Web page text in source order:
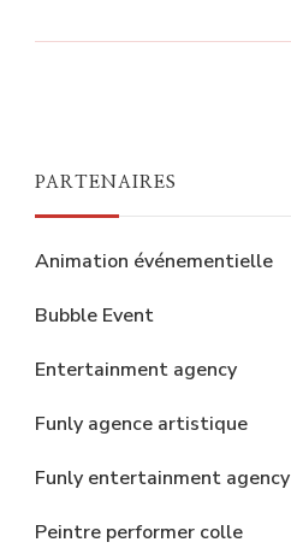
PARTENAIRES
Animation événementielle
Bubble Event
Entertainment agency
Funly agence artistique
Funly entertainment agency
Peintre performer colle